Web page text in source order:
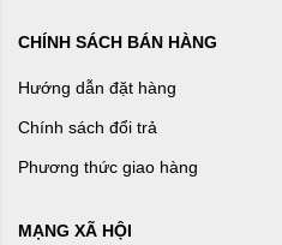
CHÍNH SÁCH BÁN HÀNG
Hướng dẫn đặt hàng
Chính sách đổi trả
Phương thức giao hàng
MẠNG XÃ HỘI